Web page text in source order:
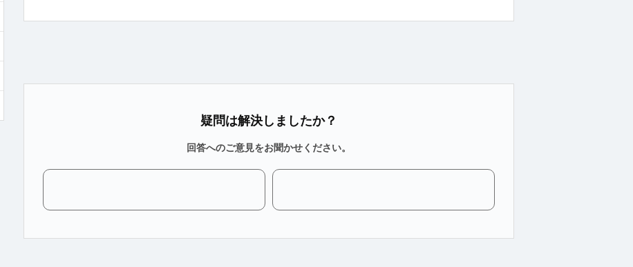
疑問は解決しましたか？
回答へのご意見をお聞かせください。